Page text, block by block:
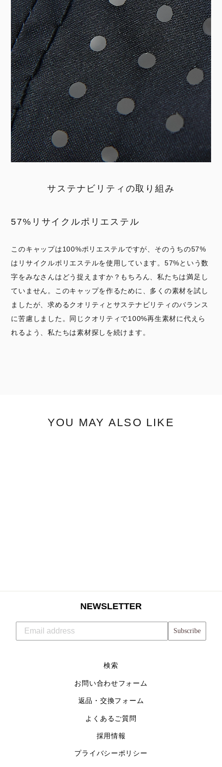
サステナビリティの取り組み
57%リサイクルポリエステル
このキャップは100%ポリエステルですが、そのうちの57%
はリサイクルポリエステルを使用しています。57%という数
字をみなさんはどう捉えますか？もちろん、私たちは満足し
ていません。このキャップを作るために、多くの素材を試し
ましたが、求めるクオリティとサステナビリティのバランス
に苦慮しました。同じクオリティで100%再生素材に代えら
れるよう、私たちは素材探しを続けます。
YOU MAY ALSO LIKE
NEWSLETTER
Subscribe
検索
お問い合わせフォーム
返品・交換フォーム
よくあるご質問
採用情報
プライバシーポリシー